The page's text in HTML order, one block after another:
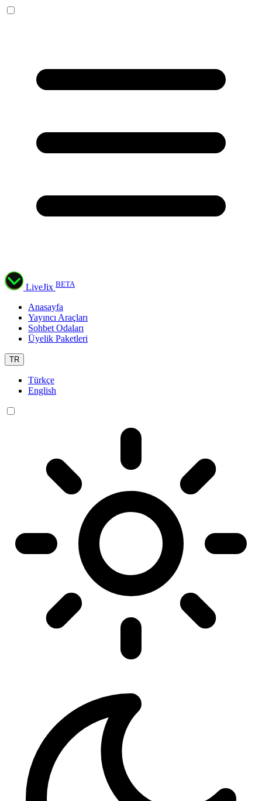
LiveJix BETA
Anasayfa
Yayıncı Araçları
Sohbet Odaları
Üyelik Paketleri
TR
Türkçe
English